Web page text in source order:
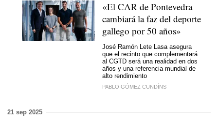
«El CAR de Pontevedra
cambiará la faz del deporte
gallego por 50 años»
José Ramón Lete Lasa asegura
que el recinto que complementará
al CGTD será una realidad en dos
años y una referencia mundial de
alto rendimiento
PABLO GÓMEZ CUNDÍNS
21 sep 2025